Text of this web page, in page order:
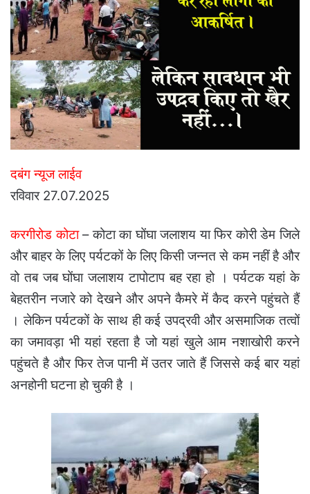
दबंग न्यूज लाईव
रविवार 27.07.2025
करगीरोड कोटा– कोटा का घोंघा जलाशय या फिर कोरी डेम जिले
और बाहर के लिए पर्यटकों के लिए किसी जन्नत से कम नहीं है और
वो तब जब घोंघा जलाशय टापोटाप बह रहा हो । पर्यटक यहां के
बेहतरीन नजारे को देखने और अपने कैमरे में कैद करने पहुंचते हैं
। लेकिन पर्यटकों के साथ ही कई उपद्रवी और असमाजिक तत्वों
का जमावड़ा भी यहां रहता है जो यहां खुले आम नशाखोरी करने
पहुंचते है और फिर तेज पानी में उतर जाते हैं जिससे कई बार यहां
अनहोनी घटना हो चुकी है ।